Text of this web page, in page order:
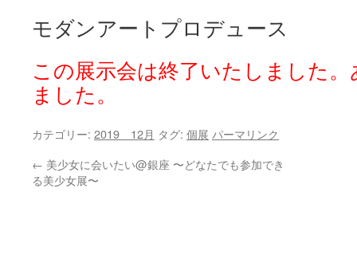
モダンアートプロデュース
この展示会は終了いたしました
ました。
カテゴリー: 2019 12月 タグ: 個展 パーマリンク
← 美少女に会いたい@銀座 〜どなたでも参加でき
る美少女展〜